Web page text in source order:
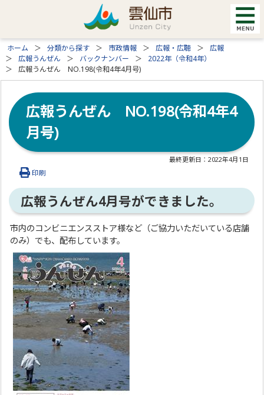
ホーム 分類から探す 市政情報 広報・広聴
広報
広報うんぜん
バックナンバー
2022年（令和4年）
広報うんぜん NO.198(令和4年4月号)
広報うんぜん NO.198(令和4年4
月号)
最終更新日：2022年4月1日
印刷
広報うんぜん4月号ができました。
市内のコンビニエンスストア様など（ご協力いただいている店舗
のみ）でも、配布しています。